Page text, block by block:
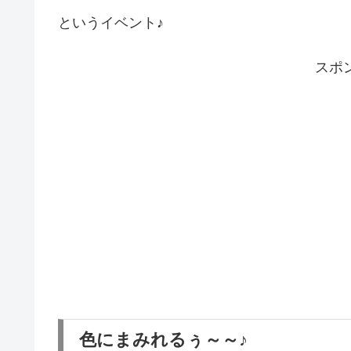
というイベント♪
スポ
色にまみれるぅ～～♪